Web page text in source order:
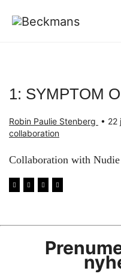
1: SYMPTOM
Robin Paulie Stenberg • 22
collaboration
Collaboration with Nudie